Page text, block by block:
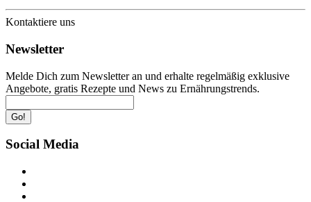
Kontaktiere uns
Newsletter
Melde Dich zum Newsletter an und erhalte regelmäßig exklusive
Angebote, gratis Rezepte und News zu Ernährungstrends.
Go!
Social Media